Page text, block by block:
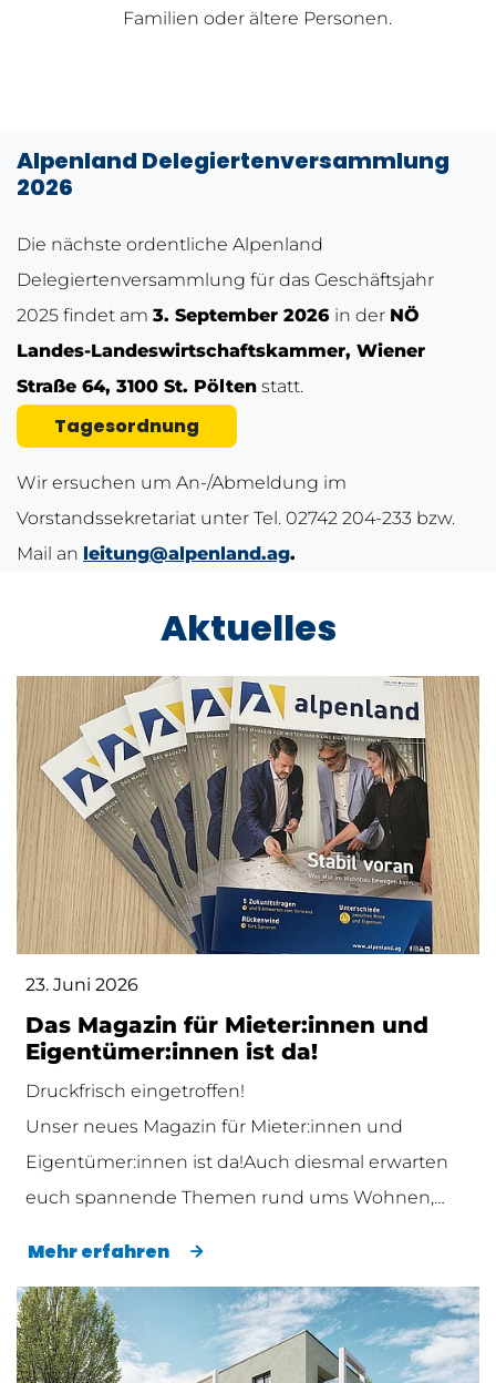
Familien oder ältere Personen.
Alpenland Delegiertenversammlung
2026
Die nächste ordentliche Alpenland
Delegiertenversammlung für das Geschäftsjahr
2025 findet am 3. September 2026 in der NÖ
Landes-Landeswirtschaftskammer, Wiener
Straße 64, 3100 St. Pölten statt.
Tagesordnung
Wir ersuchen um An-/Abmeldung im
Vorstandssekretariat unter Tel. 02742 204-233 bzw.
Mail an leitung@alpenland.ag.
Aktuelles
23. Juni 2026
Das Magazin für Mieter:innen und
Eigentümer:innen ist da!
Druckfrisch eingetroffen!
Unser neues Magazin für Mieter:innen und
Eigentümer:innen ist da!Auch diesmal erwarten
euch spannende Themen rund ums Wohnen,…
Mehr erfahren